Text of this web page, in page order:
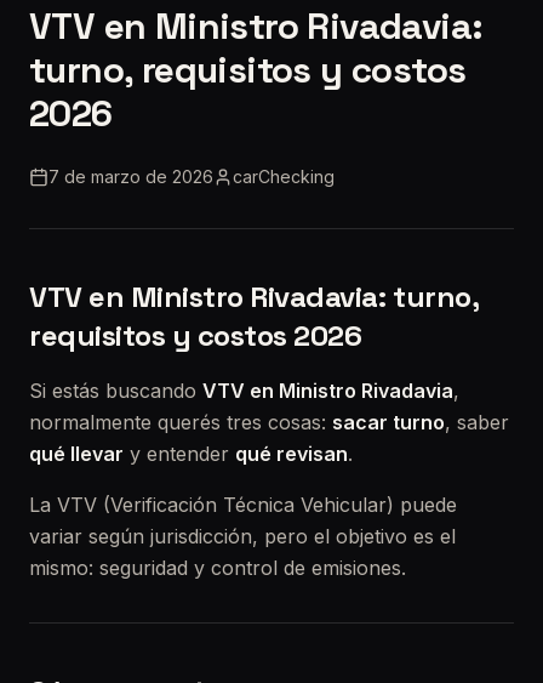
VTV en Ministro Rivadavia:
turno, requisitos y costos
2026
7 de marzo de 2026 carChecking
VTV en Ministro Rivadavia: turno,
requisitos y costos 2026
Si estás buscando VTV en Ministro Rivadavia,
normalmente querés tres cosas: sacar turno, saber
qué llevar y entender qué revisan.
La VTV (Verificación Técnica Vehicular) puede
variar según jurisdicción, pero el objetivo es el
mismo: seguridad y control de emisiones.